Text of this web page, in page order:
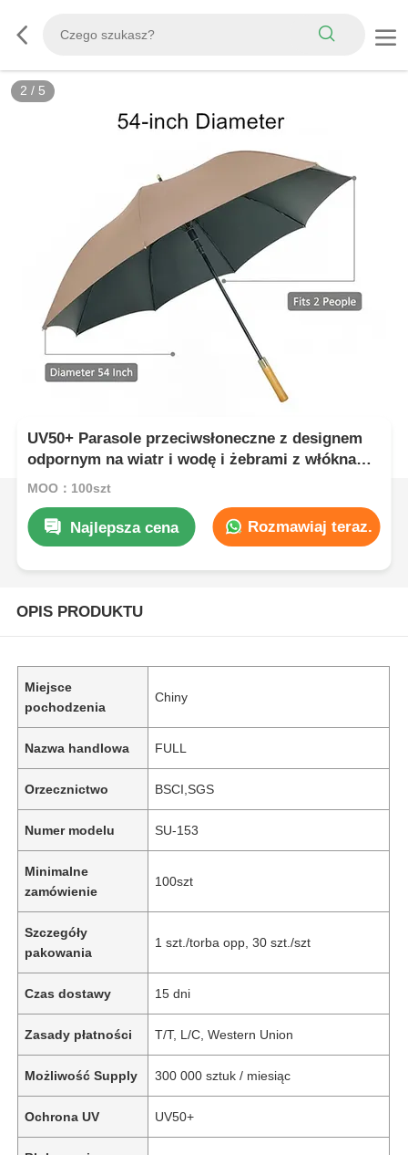
2 / 5
UV50+ Parasole przeciwsłoneczne z designem
odpornym na wiatr i wodę i żebrami z włókna
szklanego do ostatecznej ochrony przed
MOQ：100szt
Najlepsza cena Rozmawiaj teraz.
OPIS PRODUKTU
Miejsce
pochodzenia
Chiny
Nazwa handlowa FULL
Orzecznictwo BSCI,SGS
Numer modelu SU-153
Minimalne
zamówienie
100szt
Szczegóły
pakowania
1 szt./torba opp, 30 szt./szt
Czas dostawy 15 dni
Zasady płatności T/T, L/C, Western Union
Możliwość Supply 300 000 sztuk / miesiąc
Ochrona UV UV50+